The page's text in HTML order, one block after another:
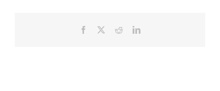
Facebook RedditLinkedIn